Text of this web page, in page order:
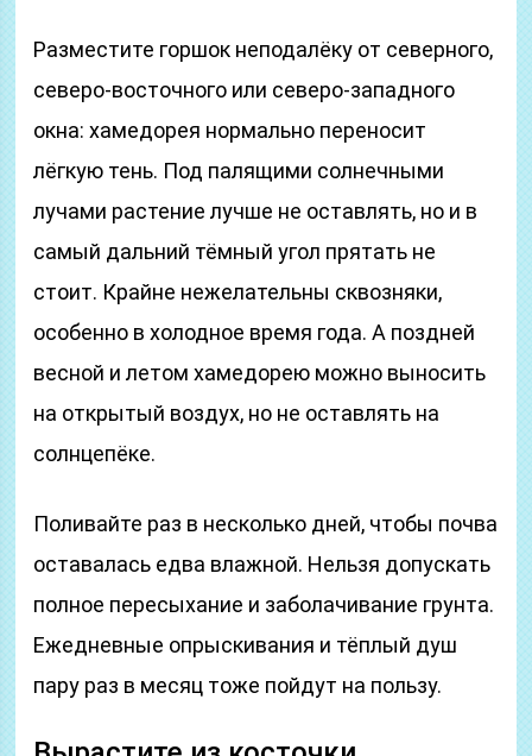
Разместите горшок неподалёку от северного,
северо-восточного или северо-западного
окна: хамедорея нормально переносит
лёгкую тень. Под палящими солнечными
лучами растение лучше не оставлять, но и в
самый дальний тёмный угол прятать не
стоит. Крайне нежелательны сквозняки,
особенно в холодное время года. А поздней
весной и летом хамедорею можно выносить
на открытый воздух, но не оставлять на
солнцепёке.
Поливайте раз в несколько дней, чтобы почва
оставалась едва влажной. Нельзя допускать
полное пересыхание и заболачивание грунта.
Ежедневные опрыскивания и тёплый душ
пару раз в месяц тоже пойдут на пользу.